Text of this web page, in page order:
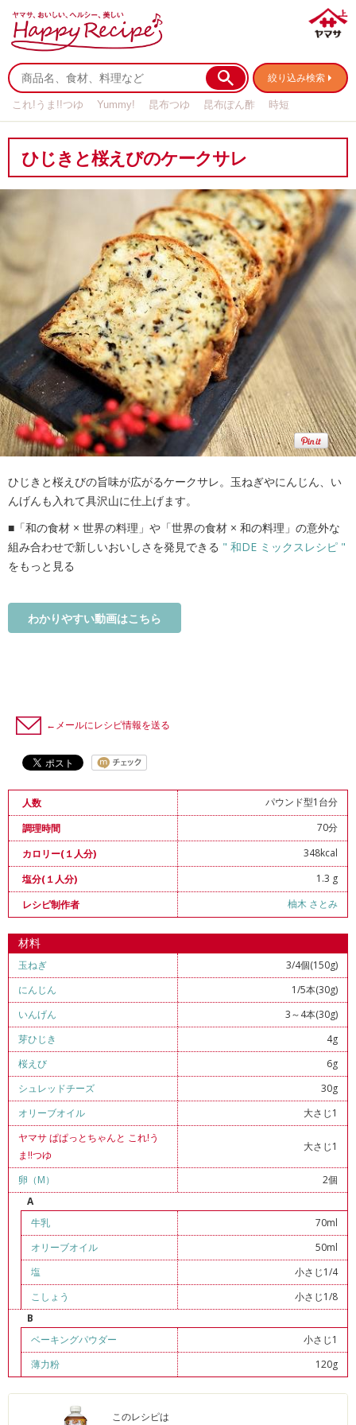
絞り込み検索
これ!うま!!つゆ Yummy! 昆布つゆ 昆布ぽん酢
時短
ひじきと桜えびのケークサレ
ひじきと桜えびの旨味が広がるケークサレ。玉ねぎやにんじん、い
んげんも入れて具沢山に仕上げます。
■「和の食材 × 世界の料理」や「世界の食材 × 和の料理」の意外な
組み合わせで新しいおいしさを発見できる " 和DE ミックスレシピ "
をもっと見る
わかりやすい動画はこちら
←メールにレシピ情報を送る
人数
パウンド型1台分
調理時間
70分
カロリー(１人分)
348kcal
塩分(１人分)
1.3 g
レシピ制作者
柚木 さとみ
材料
玉ねぎ
3/4個(150g)
にんじん
1/5本(30g)
いんげん
3～4本(30g)
芽ひじき
4g
桜えび
6g
シュレッドチーズ
30g
オリーブオイル
大さじ1
ヤマサ ぱぱっとちゃんと これ!う
ま!!つゆ
大さじ1
卵（M）
2個
A
牛乳
70ml
オリーブオイル
50ml
塩
小さじ1/4
こしょう
小さじ1/8
B
ベーキングパウダー
小さじ1
薄力粉
120g
このレシピは